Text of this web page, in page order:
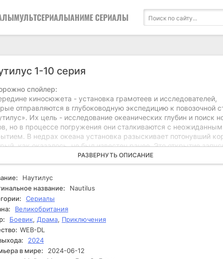
МУЛЬТСЕРИАЛЫАНИМЕ СЕРИАЛЫ
1-10 серия
спойлер:
киносюжета - установка грамотеев и исследователей,
отправляются в глубоководную экспедицию к повозочной
Их цель - исследование океанических глубин и поиск
но в процессе погружения они сталкиваются с неожиданным
В недрах океана установка разыскивает потонувший
как оказалось, не был известен ранее. Это открытие
таинственных событий, и участники экспедиции начинают
за другим. Исследование останавливается из-за
ради оставшихся членов команды. Они начинают
улики и допрашивать друг друга, стараясь понять,
Постепенно выясняется, что на борту затонувшего
классические сокровища и опасности, которые
Каждый шаг приближает их к разоблачению неприглядных
скрывающихся в безднах океана. Напряжение
установка сталкивается с непредсказуемыми
ставят под сомнение их доверие друг к другу. Ситуация
и один из участников находит таинственную запись,
РАЗВЕРНУТЬ ОПИСАНИЕ
Наутилус
название:
Nautilus
Сериалы
Великобритания
Боевик, Драма, Приключения
WEB-DL
2024
в мире:
2024-06-12